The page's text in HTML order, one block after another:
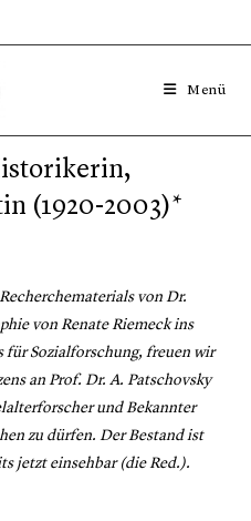
Menü
(1920-2003)*
von Dr.
von Renate Riemeck ins
Sozialforschung, freuen wir
an Prof. Dr. A. Patschovsky
und Bekannter
zu dürfen. Der Bestand ist
jetzt einsehbar (die Red.).